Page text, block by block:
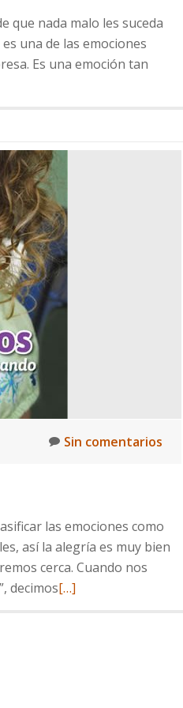
que nada malo les suceda
una de las emociones
Es una emoción tan
Sin comentarios
las emociones como
así la alegría es muy bien
cerca. Cuando nos
decimosLeer
[…]